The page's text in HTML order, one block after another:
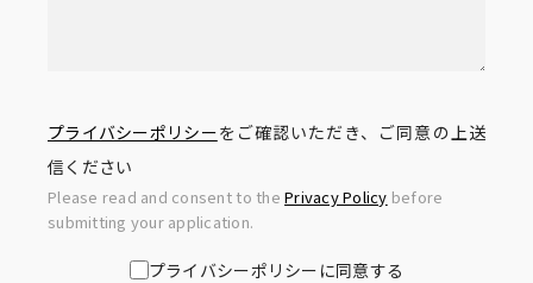
プライバシーポリシーをご確認いただき、ご同意の上送
信ください
Please read and consent to thePrivacy Policy before
submitting your application.
プライバシーポリシーに同意する